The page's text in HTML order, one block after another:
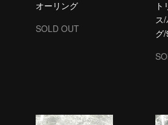
オーリング
SOLD OUT
ス
グ